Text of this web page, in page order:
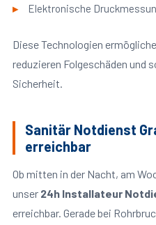
Elektronische
Diese Technologien
reduzieren Folgeschäden und
Sicherheit.
Sanitär Notdienst
erreichbar
Ob mitten in der Nacht, am
unser 24h Installateur
erreichbar. Gerade bei